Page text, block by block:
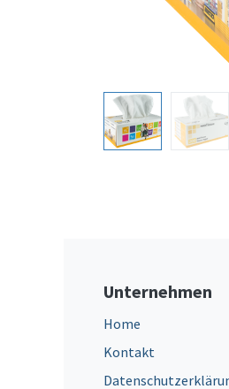
Unternehmen
Home
Kontakt